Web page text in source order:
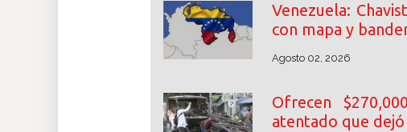
Venezuela:
con mapa y
Agosto 02, 2026
Ofrecen
atentado que